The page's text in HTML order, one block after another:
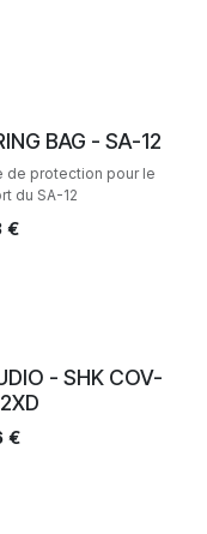
BAG - SA-12
de protection pour le
du SA-12
€
- SHK COV-
€